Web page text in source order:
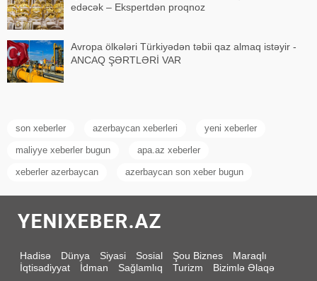
edəcək – Ekspertdən proqnoz
Avropa ölkələri Türkiyədən təbii qaz almaq istəyir -
ANCAQ ŞƏRTLƏRİ VAR
son xeberler azerbaycan xeberleri yeni xeberler
maliyye xeberler bugun apa.az xeberler
xeberler azerbaycan azerbaycan son xeber bugun
Hadisə Dünya Siyasi Sosial Şou Biznes
Maraqlı
İqtisadiyyat
İdman Sağlamlıq Turizm Bizimlə Əlaqə